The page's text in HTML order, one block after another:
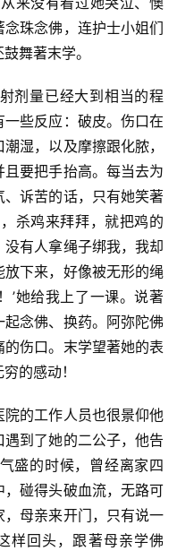
珠念佛，连护士小姐们
舞著末学。
剂量已经大到相当的程
些反应：破皮。伤口在
湿，以及摩擦跟化脓，
要把手抬高。每当去为
诉苦的话，只有她笑著
杀鸡来拜拜，就把鸡的
有人拿绳子绑我，我却
下来，好像被无形的绳
’她给我上了一课。说著
念佛、换药。阿弥陀佛
伤口。末学望著她的表
的感动！
的工作人员也很景仰他
到了她的二公子，他告
盛的时候，曾经离家四
碰得头破血流，无路可
母亲来开门，只有说一
样回头，跟著母亲学佛